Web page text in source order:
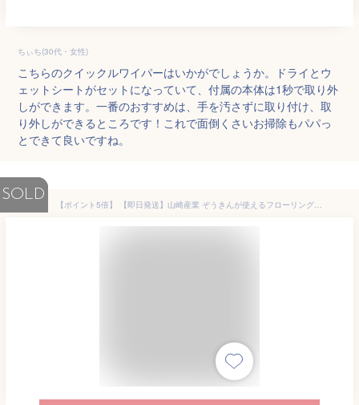
ちぃち(30代・女性)
こちらのクイックルワイパーはいかがでしょうか。ドライとウ
ェットシートがセットになっていて、付属の本体は1秒で取り外
しができます。一番のおすすめは、手を汚さずに取り付け、取
り外しができるところです！これで面倒くさいお掃除もパパっ
とできて良いですね。
SOLD
【ポイント5倍】 【即日発送】山崎産業 ぞうきんが使えるフローリングワイパー 抗菌防臭クロス1枚付き 伸縮 フロアワイパー 雑巾ワイパー マイクロファイバーモップ リビング ぞうきん 床掃除 拭き掃除 水拭き モップ 雑巾がけ ワイパー ぞうきん ワイパー コンドル